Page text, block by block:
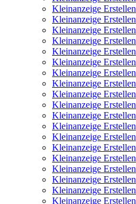
Kleinanzeige Erstellen
Kleinanzeige Erstellen
Kleinanzeige Erstellen
Kleinanzeige Erstellen
Kleinanzeige Erstellen
Kleinanzeige Erstellen
Kleinanzeige Erstellen
Kleinanzeige Erstellen
Kleinanzeige Erstellen
Kleinanzeige Erstellen
Kleinanzeige Erstellen
Kleinanzeige Erstellen
Kleinanzeige Erstellen
Kleinanzeige Erstellen
Kleinanzeige Erstellen
Kleinanzeige Erstellen
Kleinanzeige Erstellen
Kleinanzeige Erstellen
Kleinanzeige Erstellen